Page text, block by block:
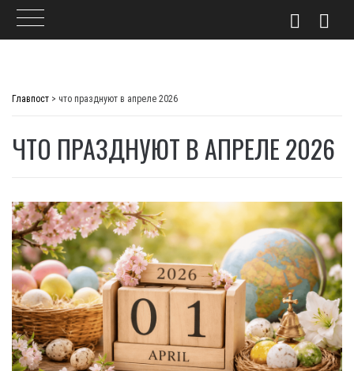
Главпост > что празднуют в апреле 2026
ЧТО ПРАЗДНУЮТ В АПРЕЛЕ 2026